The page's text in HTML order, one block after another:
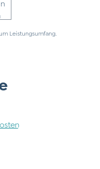
Leistungsumfang.